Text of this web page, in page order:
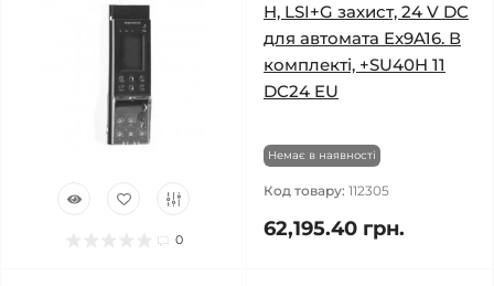
0
H, LSI+G захист, 24 V DC
для автомата Ex9A16. В
комплекті, +SU40H 11
DC24 EU
Немає в наявності
Код товару: 112305
62,195.40 грн.